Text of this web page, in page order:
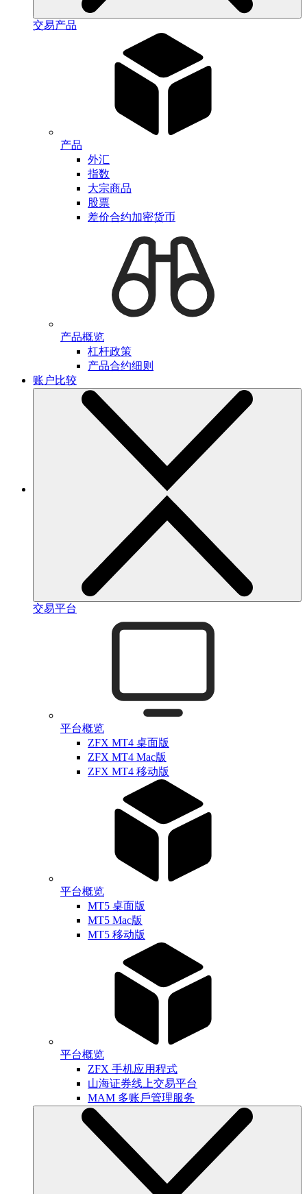
交易产品
产品
外汇
指数
大宗商品
股票
差价合约加密货币
产品概览
杠杆政策
产品合约细则
账户比较
交易平台
平台概览
ZFX MT4 桌面版
ZFX MT4 Mac版
ZFX MT4 移动版
平台概览
MT5 桌面版
MT5 Mac版
MT5 移动版
平台概览
ZFX 手机应用程式
山海证券线上交易平台
MAM 多账戶管理服务